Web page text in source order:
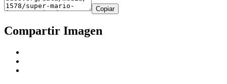
Copiar
Compartir Imagen